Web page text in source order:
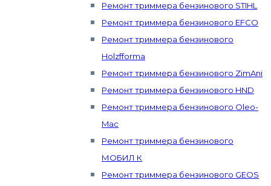
Ремонт триммера бензинового STIHL
Ремонт триммера бензинового EFCO
Ремонт триммера бензинового
Holzfforma
Ремонт триммера бензинового ZimAni
Ремонт триммера бензинового HND
Ремонт триммера бензинового Oleo-
Mac
Ремонт триммера бензинового
МОБИЛ К
Ремонт триммера бензинового GEOS